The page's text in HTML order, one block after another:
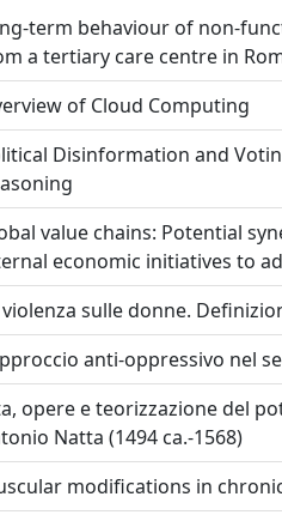
term behaviour of non-
a tertiary care centre in
of Cloud Computing
Disinformation and
value chains: Potential
economic initiatives to
violenza sulle donne.
anti-oppressivo nel
opere e teorizzazione del
Natta (1494 ca.-1568)
modifications in